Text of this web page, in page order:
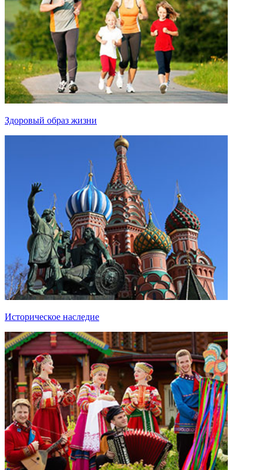
Здоровый образ жизни
Историческое наследие